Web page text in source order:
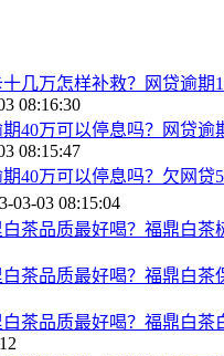
几万怎样补救？网贷逾期
08:16:30
40万可以停息吗？网贷逾
08:15:47
40万可以停息吗？欠网贷
03-03 08:15:04
茶品质最好喝？福鼎白茶
茶品质最好喝？福鼎白茶
茶品质最好喝？福鼎白茶